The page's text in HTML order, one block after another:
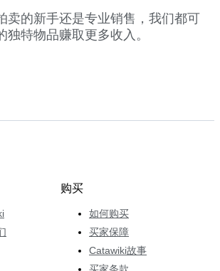
卖的新手还是专业销售，我们都可
独特物品赚取更多收入。
购买
如何购买
买家保障
Catawiki故事